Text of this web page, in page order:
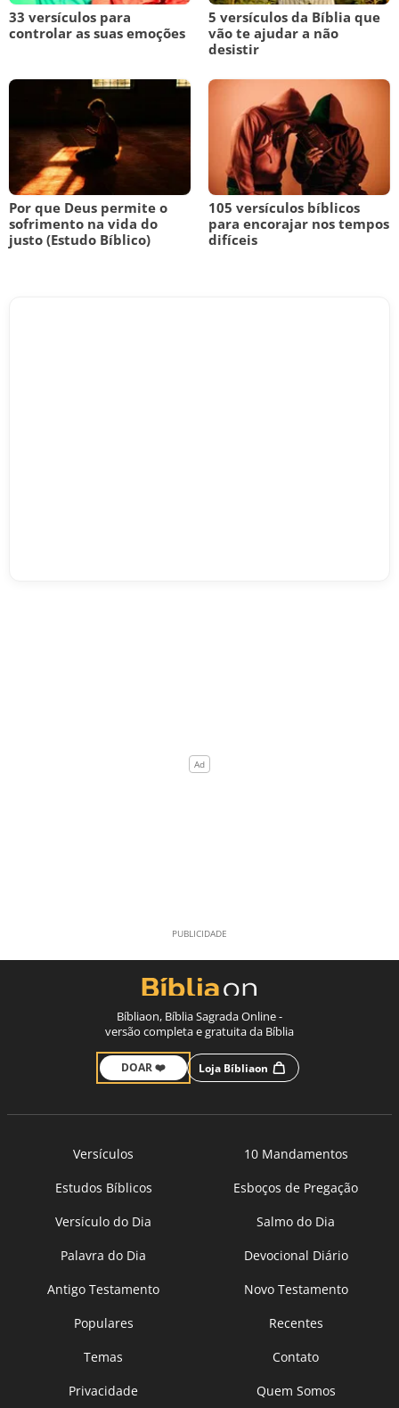
33 versículos para
controlar as suas emoções
5 versículos da Bíblia que
vão te ajudar a não
desistir
Por que Deus permite o
sofrimento na vida do
justo (Estudo Bíblico)
105 versículos bíblicos
para encorajar nos tempos
difíceis
Bíbliaon, Bíblia Sagrada Online -
versão completa e gratuita da Bíblia
DOAR ❤️ Loja Bíbliaon
Versículos
10 Mandamentos
Estudos Bíblicos
Esboços de Pregação
Versículo do Dia
Salmo do Dia
Palavra do Dia
Devocional Diário
Antigo Testamento
Novo Testamento
Populares
Recentes
Temas
Contato
Privacidade
Quem Somos